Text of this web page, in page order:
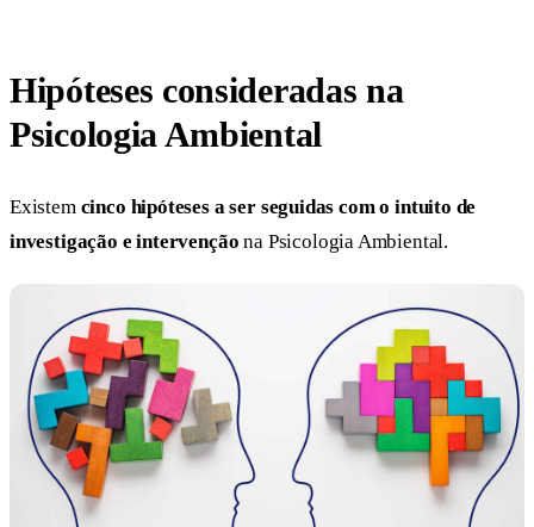
Hipóteses consideradas na
Psicologia Ambiental
Existem cinco hipóteses a ser seguidas com o intuito de
investigação e intervenção na Psicologia Ambiental.